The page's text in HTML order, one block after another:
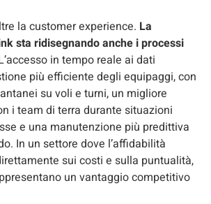
la customer experience. La
sta ridisegnando anche i processi
in tempo reale ai dati
più efficiente degli equipaggi, con
su voli e turni, un migliore
i team di terra durante situazioni
e una manutenzione più predittiva
In un settore dove l’affidabilità
sui costi e sulla puntualità,
un vantaggio competitivo